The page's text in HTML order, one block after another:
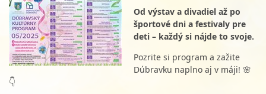
Od výstav a divadiel až po
športové dni a festivaly pre
deti – každý si nájde to svoje.
Pozrite si program a zažite
Dúbravku naplno aj v máji! 🌸
👇